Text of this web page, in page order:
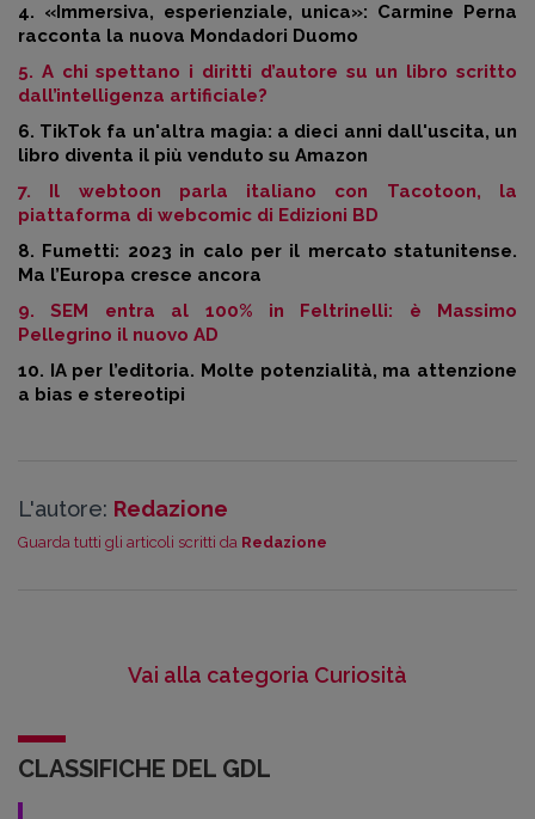
4. «Immersiva, esperienziale, unica»: Carmine Perna
racconta la nuova Mondadori Duomo
5. A chi spettano i diritti d’autore su un libro scritto
dall’intelligenza artificiale?
6. TikTok fa un'altra magia: a dieci anni dall'uscita, un
libro diventa il più venduto su Amazon
7. Il webtoon parla italiano con Tacotoon, la
piattaforma di webcomic di Edizioni BD
8. Fumetti: 2023 in calo per il mercato statunitense.
Ma l’Europa cresce ancora
9.
SEM entra al 100% in Feltrinelli: è Massimo
Pellegrino il nuovo AD
10. IA per l’editoria. Molte potenzialità, ma attenzione
a bias e stereotipi
L'autore: Redazione
Guarda tutti gli articoli scritti da Redazione
Vai alla categoria Curiosità
CLASSIFICHE DEL GDL